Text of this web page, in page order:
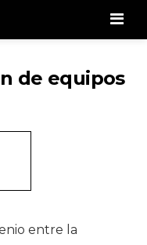
de equipos
entre la